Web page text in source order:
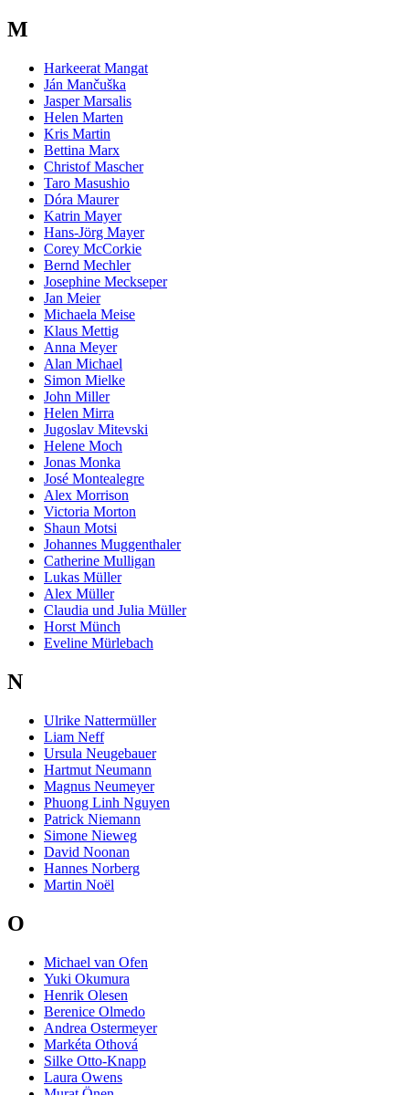
M
Harkeerat Mangat
Ján Mančuška
Jasper Marsalis
Helen Marten
Kris Martin
Bettina Marx
Christof Mascher
Taro Masushio
Dóra Maurer
Katrin Mayer
Hans-Jörg Mayer
Corey McCorkie
Bernd Mechler
Josephine Meckseper
Jan Meier
Michaela Meise
Klaus Mettig
Anna Meyer
Alan Michael
Simon Mielke
John Miller
Helen Mirra
Jugoslav Mitevski
Helene Moch
Jonas Monka
José Montealegre
Alex Morrison
Victoria Morton
Shaun Motsi
Johannes Muggenthaler
Catherine Mulligan
Lukas Müller
Alex Müller
Claudia und Julia Müller
Horst Münch
Eveline Mürlebach
N
Ulrike Nattermüller
Liam Neff
Ursula Neugebauer
Hartmut Neumann
Magnus Neumeyer
Phuong Linh Nguyen
Patrick Niemann
Simone Nieweg
David Noonan
Hannes Norberg
Martin Noël
O
Michael van Ofen
Yuki Okumura
Henrik Olesen
Berenice Olmedo
Andrea Ostermeyer
Markéta Othová
Silke Otto-Knapp
Laura Owens